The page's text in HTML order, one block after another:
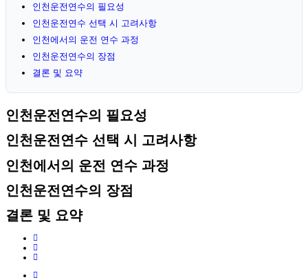
인천운전연수의 필요성
인천운전연수 선택 시 고려사항
인천에서의 운전 연수 과정
인천운전연수의 장점
결론 및 요약
인천운전연수의 필요성
인천운전연수 선택 시 고려사항
인천에서의 운전 연수 과정
인천운전연수의 장점
결론 및 요약